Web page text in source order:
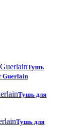
Тушь
Guerlain
Тушь для
Тушь для